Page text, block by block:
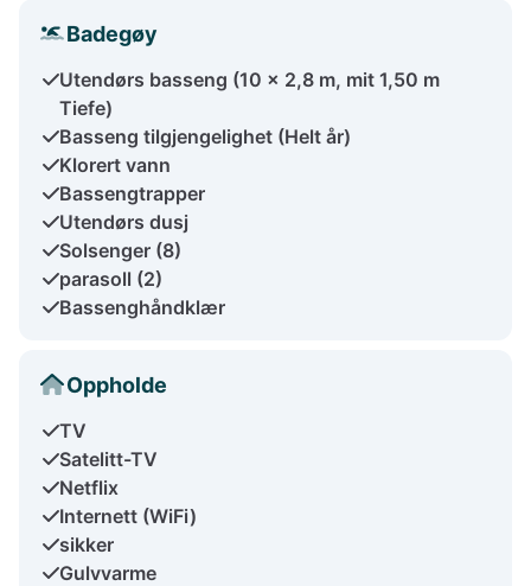
Badegøy
Utendørs basseng (10 x 2,8 m, mit 1,50 m
Tiefe)
Basseng tilgjengelighet (Helt år)
Klorert vann
Bassengtrapper
Utendørs dusj
Solsenger (8)
parasoll (2)
Bassenghåndklær
Oppholde
TV
Satelitt-TV
Netflix
Internett (WiFi)
sikker
Gulvvarme